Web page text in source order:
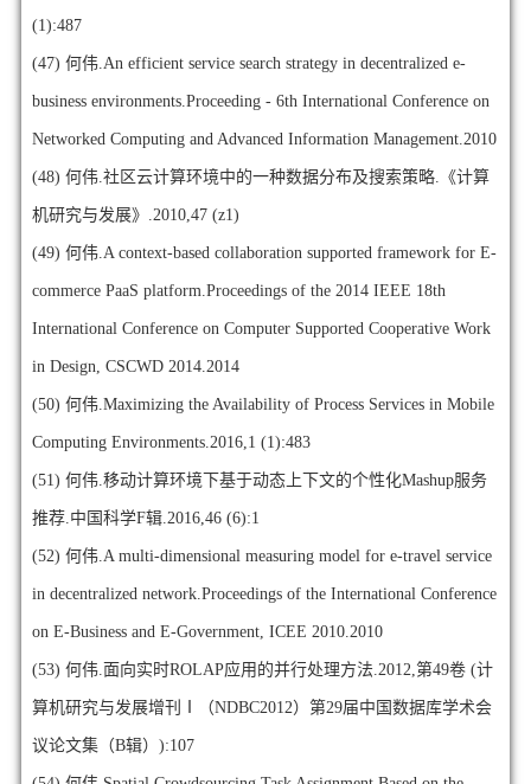
(1):487
(47) 何伟.An efficient service search strategy in decentralized e-
business environments.Proceeding - 6th International Conference on
Networked Computing and Advanced Information Management.2010
(48) 何伟.社区云计算环境中的一种数据分布及搜索策略.《计算
机研究与发展》.2010,47 (z1)
(49) 何伟.A context-based collaboration supported framework for E-
commerce PaaS platform.Proceedings of the 2014 IEEE 18th
International Conference on Computer Supported Cooperative Work
in Design, CSCWD 2014.2014
(50) 何伟.Maximizing the Availability of Process Services in Mobile
Computing Environments.2016,1 (1):483
(51) 何伟.移动计算环境下基于动态上下文的个性化Mashup服务
推荐.中国科学F辑.2016,46 (6):1
(52) 何伟.A multi-dimensional measuring model for e-travel service
in decentralized network.Proceedings of the International Conference
on E-Business and E-Government, ICEE 2010.2010
(53) 何伟.面向实时ROLAP应用的并行处理方法.2012,第49卷 (计
算机研究与发展增刊Ⅰ（NDBC2012）第29届中国数据库学术会
议论文集（B辑）):107